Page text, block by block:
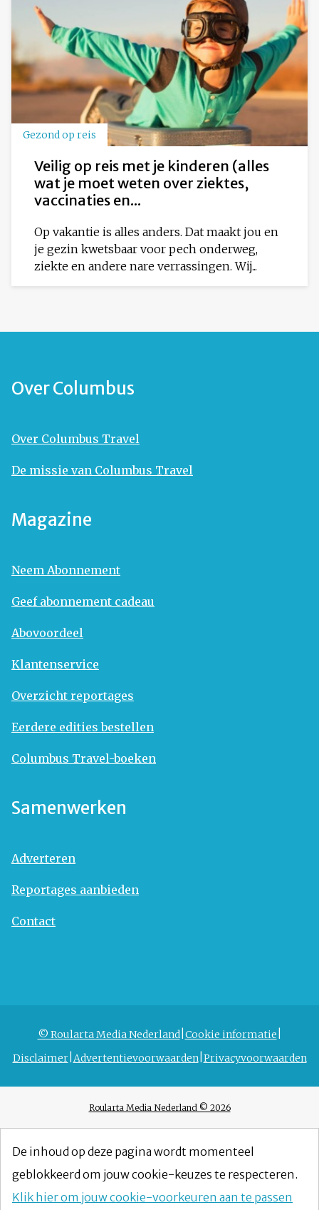
Gezond op reis
Veilig op reis met je kinderen (alles
wat je moet weten over ziektes,
vaccinaties en...
Op vakantie is alles anders. Dat maakt jou en
je gezin kwetsbaar voor pech onderweg,
ziekte en andere nare verrassingen. Wij...
Over Columbus
Over Columbus Travel
De missie van Columbus Travel
Magazine
Neem Abonnement
Geef abonnement cadeau
Abovoordeel
Klantenservice
Overzicht reportages
Eerdere edities bestellen
Columbus Travel-boeken
Samenwerken
Adverteren
Reportages aanbieden
Contact
© Roularta Media Nederland Cookie informatie
Disclaimer Advertentievoorwaarden Privacyvoorwaarden
Roularta Media Nederland © 2026
De inhoud op deze pagina wordt momenteel
geblokkeerd om jouw cookie-keuzes te respecteren.
Klik hier om jouw cookie-voorkeuren aan te passen